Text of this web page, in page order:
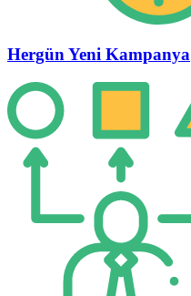
Hergün Yeni Kampanya